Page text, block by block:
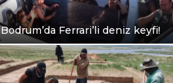
Bodrum’da Ferrari’li deniz keyfi!